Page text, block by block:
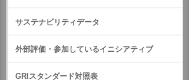
サステナビリティデータ
外部評価・参加しているイニシアティブ
GRIスタンダード対照表